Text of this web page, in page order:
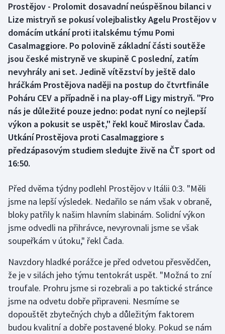
Boby a skeleton
Box
Curling
Dostihy
Florbal
Futsal
Házená
Jezdectví
Krasobruslení
Lezení
Lyže a snowboard
AZ kvíz
Prostějov - Prolomit dosavadní neúspěšnou bilanci v
Lize mistryň se pokusí volejbalistky Agelu Prostějov v
domácím utkání proti italskému týmu Pomi
Casalmaggiore. Po polovině základní části soutěže
jsou české mistryně ve skupině C poslední, zatím
nevyhrály ani set. Jedině vítězství by ještě dalo
hráčkám Prostějova naději na postup do čtvrtfinále
Poháru CEV a případně i na play-off Ligy mistryň. "Pro
nás je důležité pouze jedno: podat nyní co nejlepší
výkon a pokusit se uspět," řekl kouč Miroslav Čada.
Utkání Prostějova proti Casalmaggiore s
předzápasovým studiem sledujte živě na ČT sport od
16:50.
Před dvěma týdny podlehl Prostějov v Itálii 0:3. "Měli
jsme na lepší výsledek. Nedařilo se nám však v obraně,
bloky patřily k našim hlavním slabinám. Solidní výkon
jsme odvedli na přihrávce, nevyrovnali jsme se však
soupeřkám v útoku," řekl Čada.
Navzdory hladké porážce je před odvetou přesvědčen,
že je v silách jeho týmu tentokrát uspět. "Možná to zní
troufale. Prohru jsme si rozebrali a po taktické stránce
jsme na odvetu dobře připraveni. Nesmíme se
dopouštět zbytečných chyb a důležitým faktorem
budou kvalitní a dobře postavené bloky. Pokud se nám